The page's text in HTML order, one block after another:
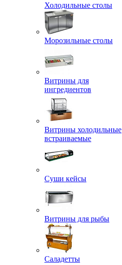
Холодильные столы
Морозильные столы
Витрины для
ингредиентов
Витрины холодильные
встраиваемые
Суши кейсы
Витрины для рыбы
Саладетты